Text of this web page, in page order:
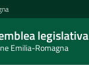
legislativa
Emilia-Romagna